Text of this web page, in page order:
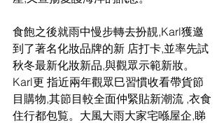
食飽之後就雨中慢步轉去扮靚,Karl獲邀
到了著名化妝品牌的新 店打卡,並率先試
秋冬最新化妝新品,與觀眾示範新妝。
Karl更 指近兩年觀眾巳習慣收看帶貨節
目購物,其節目較全面仲緊貼新潮流 ,衣食
住行都包覧。大風大雨大家宅喺屋企,睇